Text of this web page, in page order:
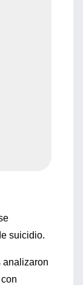
suicidio.
analizaron